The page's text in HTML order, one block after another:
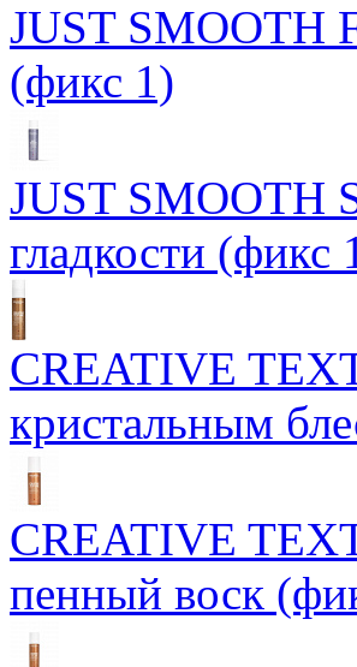
JUST SMOOTH
(фикс 1)
JUST SMOOTH
гладкости (фикс
CREATIVE
кристальным
CREATIVE
пенный воск